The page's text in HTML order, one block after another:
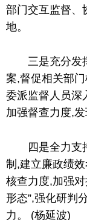
部门交互监督、
地。
三是充分发
案,督促相关部
委派监督人员深
加强督查力度,
四是全力支
制,建立廉政绩
核查力度,加强
形态”,强化研判
力。 (杨延波)